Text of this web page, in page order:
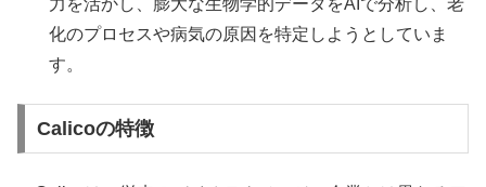
力を活かし、膨大な生物学的データをAIで分析し、老
化のプロセスや病気の原因を特定しようとしていま
す。
Calicoの特徴